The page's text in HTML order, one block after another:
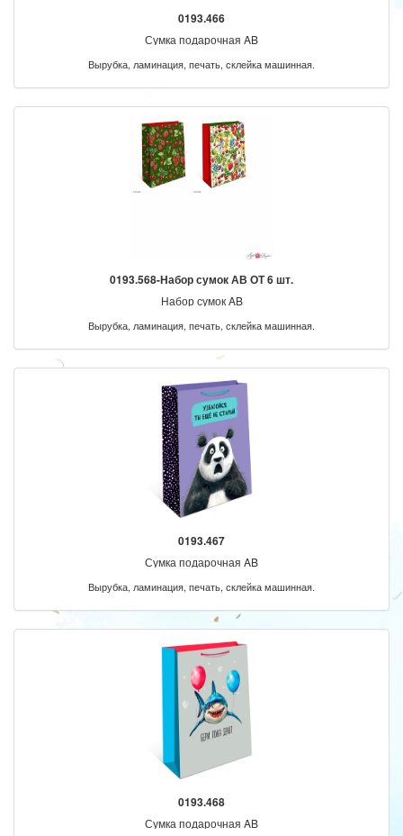
0193.466
Сумка подарочная AB
Вырубка, ламинация, печать, склейка машинная.
0193.568-Набор сумок АВ ОТ 6 шт.
Набор сумок AB
Вырубка, ламинация, печать, склейка машинная.
0193.467
Сумка подарочная AB
Вырубка, ламинация, печать, склейка машинная.
0193.468
Сумка подарочная AB